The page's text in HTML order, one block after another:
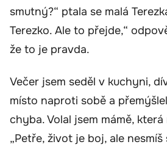
smutný?“ ptala se malá
Terezko. Ale to přejde,“
že to je pravda.
Večer jsem seděl v kuchyni,
místo naproti sobě a
chyba. Volal jsem mámě,
„Petře, život je boj, ale nesmíš